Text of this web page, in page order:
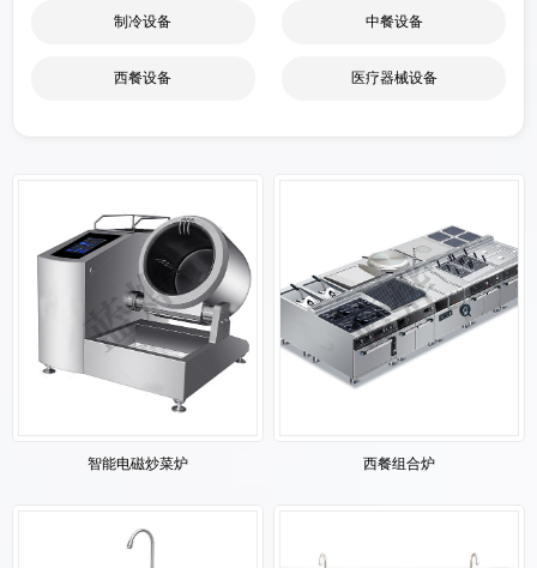
制冷设备 中餐设备
西餐设备 医疗器械设备
智能电磁炒菜炉 西餐组合炉